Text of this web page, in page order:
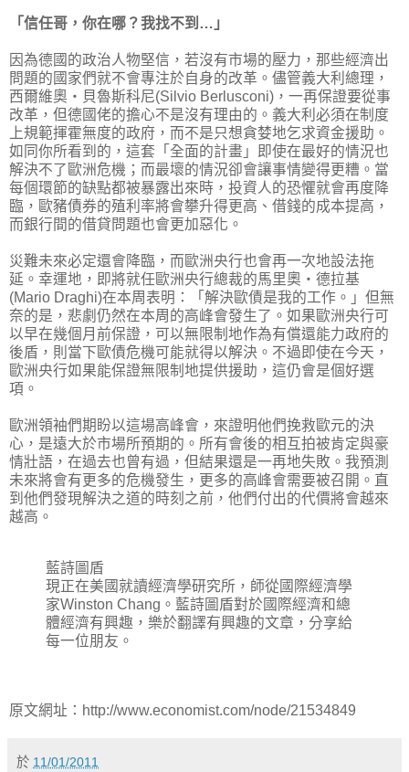
「信任哥，你在哪？我找不到…」
因為德國的政治人物堅信，若沒有市場的壓力，那些經濟出
問題的國家們就不會專注於自身的改革。儘管義大利總理，
西爾維奧‧貝魯斯科尼(Silvio Berlusconi)，一再保證要從事
改革，但德國佬的擔心不是沒有理由的。義大利必須在制度
上規範揮霍無度的政府，而不是只想貪婪地乞求資金援助。
如同你所看到的，這套「全面的計畫」即使在最好的情況也
解決不了歐洲危機；而最壞的情況卻會讓事情變得更糟。當
每個環節的缺點都被暴露出來時，投資人的恐懼就會再度降
臨，歐豬債券的殖利率將會攀升得更高、借錢的成本提高，
而銀行間的借貸問題也會更加惡化。
災難未來必定還會降臨，而歐洲央行也會再一次地設法拖
延。幸運地，即將就任歐洲央行總裁的馬里奧‧德拉基
(Mario Draghi)在本周表明：「解決歐債是我的工作。」但無
奈的是，悲劇仍然在本周的高峰會發生了。如果歐洲央行可
以早在幾個月前保證，可以無限制地作為有償還能力政府的
後盾，則當下歐債危機可能就得以解決。不過即使在今天，
歐洲央行如果能保證無限制地提供援助，這仍會是個好選
項。
歐洲領袖們期盼以這場高峰會，來證明他們挽救歐元的決
心，是遠大於市場所預期的。所有會後的相互拍被肯定與豪
情壯語，在過去也曾有過，但結果還是一再地失敗。我預測
未來將會有更多的危機發生，更多的高峰會需要被召開。直
到他們發現解決之道的時刻之前，他們付出的代價將會越來
越高。
藍詩圖盾
現正在美國就讀經濟學研究所，師從國際經濟學
家Winston Chang。藍詩圖盾對於國際經濟和總
體經濟有興趣，樂於翻譯有興趣的文章，分享給
每一位朋友。
原文網址：http://www.economist.com/node/21534849
於 11/01/2011